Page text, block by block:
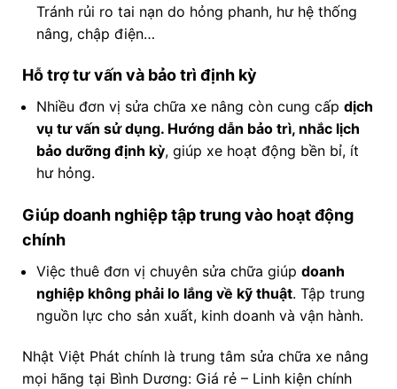
Tránh rủi ro tai nạn do hỏng phanh, hư hệ thống
nâng, chập điện…
Hỗ trợ tư vấn và bảo trì định kỳ
Nhiều đơn vị sửa chữa xe nâng còn cung cấp dịch
vụ tư vấn sử dụng. Hướng dẫn bảo trì, nhắc lịch
bảo dưỡng định kỳ, giúp xe hoạt động bền bỉ, ít
hư hỏng.
Giúp doanh nghiệp tập trung vào hoạt động
chính
Việc thuê đơn vị chuyên sửa chữa giúp doanh
nghiệp không phải lo lắng về kỹ thuật. Tập trung
nguồn lực cho sản xuất, kinh doanh và vận hành.
Nhật Việt Phát chính là trung tâm sửa chữa xe nâng
mọi hãng tại Bình Dương: Giá rẻ – Linh kiện chính